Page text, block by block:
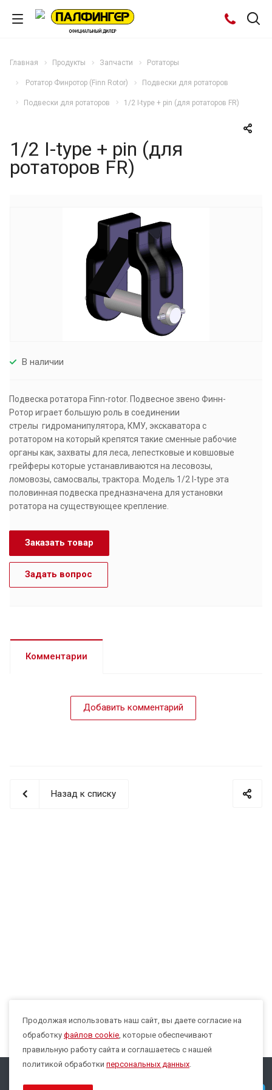
Главная Продукты Запчасти Ротаторы
Ротатор Финротор (Finn Rotor) Подвески для ротаторов
Подвески для ротаторов 1/2 I-type + pin (для ротаторов FR)
1/2 I-type + pin (для
ротаторов FR)
В наличии
Подвеска ротатора Finn-rotor. Подвесное звено Финн-
Ротор играет большую роль в соединении
стрелы гидроманипулятора, КМУ, экскаватора с
ротатором на который крепятся такие сменные рабочие
органы как, захваты для леса, лепестковые и ковшовые
грейферы которые устанавливаются на лесовозы,
ломовозы, самосвалы, трактора. Модель 1/2 I-type эта
половинная подвеска предназначена для установки
ротатора на существующее крепление.
Заказать товар
Задать вопрос
Комментарии
Добавить комментарий
Назад к списку
Max
Продолжая использовать наш сайт, вы даете согласие на
обработку файлов cookie, которые обеспечивают
правильную работу сайта и соглашаетесь с нашей
политикой обработки персональных данных.
© 2026 Все права защищены.